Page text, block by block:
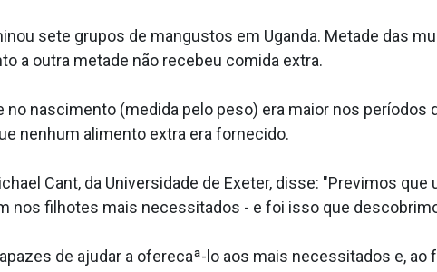
sete grupos de mangustos em Uganda. Metade das
a outra metade não recebeu comida extra.
no nascimento (medida pelo peso) era maior nos
nenhum alimento extra era fornecido.
Cant, da Universidade de Exeter, disse: "Previmos
nos filhotes mais necessitados - e foi isso que
de ajudar a oferecaª-lo aos mais necessitados e,